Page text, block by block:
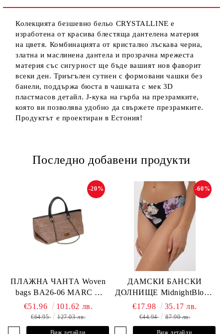
Колекцията безшевно бельо CRYSTALLINE е
изработена от красива блестяща дантелена материя
на цветя. Комбинацията от кристално лъскава черна,
златна и маслинена дантела и прозрачна мрежеста
материя със сигурност ще бъде вашият нов фаворит
всеки ден. Триъгълен сутиен с формовани чашки без
банели, поддържа бюста в чашката с мек 3D
пластмасов детайл. J-кука на гърба на презрамките,
която ви позволява удобно да свържете презрамките.
Продуктът е проектиран в Естония!
Последно добавени продукти
ПЛАЖНА ЧАНТА Woven
bags BA26-06 MARC &
ANDRE
-20%
€51.96 101.62 лв.
€64.95 127.03 лв.
Виж детайли
ДАМСКИ БАНСКИ
ДОЛНИЩЕ MidnightBloom
L2505-Z-MCR MARC &
ANDRE
-60%
€17.98 35.17 лв.
€44.94 87.90 лв.
Виж детайли